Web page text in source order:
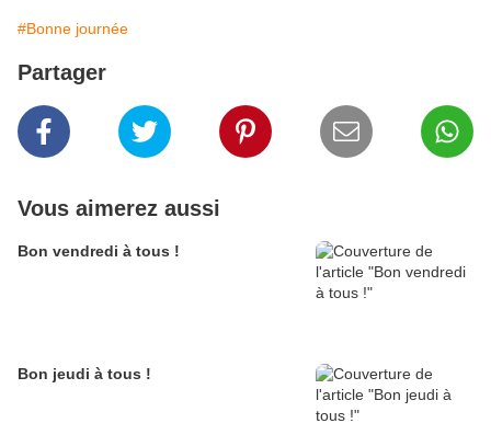
#Bonne journée
Partager
Vous aimerez aussi
Bon vendredi à tous !
Bon jeudi à tous !